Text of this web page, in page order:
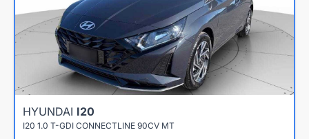
HYUNDAI I20
I20 1.0 T-GDI CONNECTLINE 90CV MT